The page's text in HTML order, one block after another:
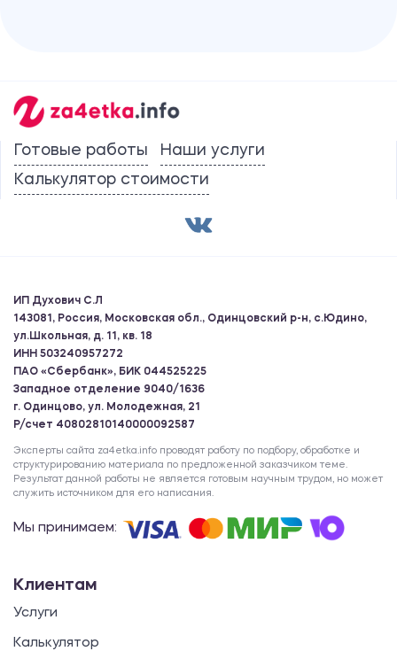
Готовые работы
Наши услуги
Калькулятор стоимости
ИП Духович С.Л
143081, Россия, Московская обл., Одинцовский р-н, с.Юдино,
ул.Школьная, д. 11, кв. 18
ИНН 503240957272
ПАО «Сбербанк», БИК 044525225
Западное отделение 9040/1636
г. Одинцово, ул. Молодежная, 21
Р/счет 40802810140000092587
Эксперты сайта za4etka.info проводят работу по подбору, обработке и
структурированию материала по предложенной заказчиком теме.
Результат данной работы не является готовым научным трудом, но может
служить источником для его написания.
Мы принимаем:
Клиентам
Услуги
Калькулятор